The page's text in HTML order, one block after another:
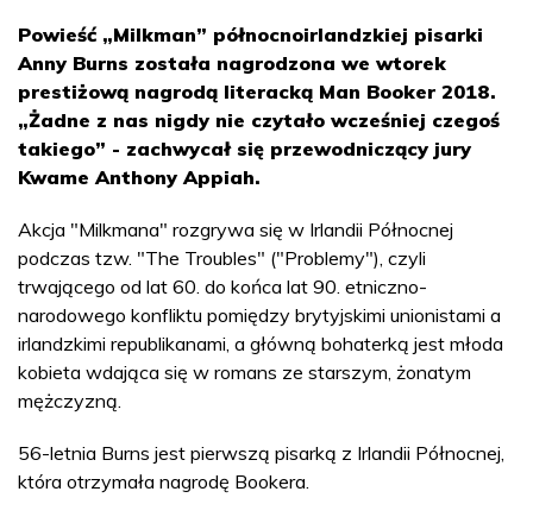
Powieść „Milkman” północnoirlandzkiej pisarki
Anny Burns została nagrodzona we wtorek
prestiżową nagrodą literacką Man Booker 2018.
„Żadne z nas nigdy nie czytało wcześniej czegoś
takiego” - zachwycał się przewodniczący jury
Kwame Anthony Appiah.
Akcja "Milkmana" rozgrywa się w Irlandii Północnej
podczas tzw. "The Troubles" ("Problemy"), czyli
trwającego od lat 60. do końca lat 90. etniczno-
narodowego konfliktu pomiędzy brytyjskimi unionistami a
irlandzkimi republikanami, a główną bohaterką jest młoda
kobieta wdająca się w romans ze starszym, żonatym
mężczyzną.
56-letnia Burns jest pierwszą pisarką z Irlandii Północnej,
która otrzymała nagrodę Bookera.